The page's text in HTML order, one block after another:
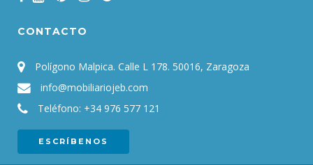
CONTACTO
Polígono Malpica. Calle L 178. 50016, Zaragoza
info@mobiliariojeb.com
Teléfono: +34 976 577 121
ESCRÍBENOS